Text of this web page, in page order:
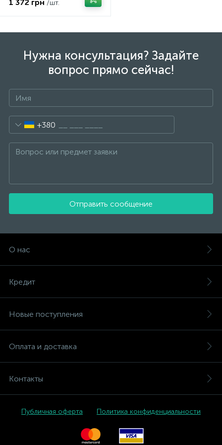
1 372 грн /шт.
Нужна консультация? Задайте
вопрос прямо сейчас!
+380
Отправить сообщение
О нас
Кредит
Новые поступления
Оплата и доставка
Контакты
Публичная оферта Политика конфиденциальности